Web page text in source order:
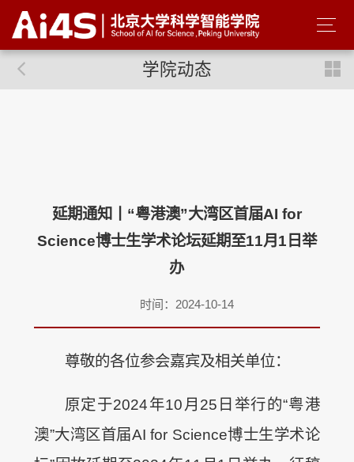
学院动态
延期通知丨“粤港澳”大湾区首届AI for
Science博士生学术论坛延期至11月1日举
办
时间：2024-10-14
尊敬的各位参会嘉宾及相关单位：
原定于2024年10月25日举行的“粤港
澳”大湾区首届AI for Science博士生学术论